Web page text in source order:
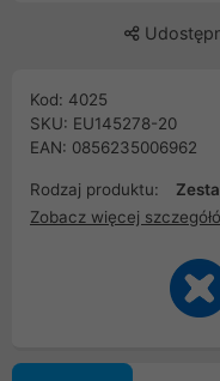
Kod: 4025
SKU: EU145278-20
EAN: 0856235006962
Rodzaj produktu:
Zobacz więcej